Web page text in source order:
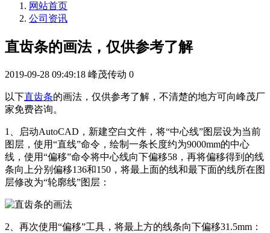
网站首页
公司资讯
直齿条的画法，仅供参考了解
2019-09-28 09:49:18 峰茂传动 0
以下直齿条的画法，仅供参考了解，不清楚的地方可向峰茂厂
家免费咨询。
1、启动AutoCAD，新建空白文件，将“中心线”图层设为当前
图层，使用“直线”命令，绘制一条长度约为9000mm的中心
线，使用“偏移”命令将中心线向下偏移58，再将偏移得到的线
条向上分别偏移136和150，将最上面的线和最下面的线所在图
层修改为“轮廓线”图层：
2、再次使用“偏移”工具，将最上方的线条向下偏移31.5mm：